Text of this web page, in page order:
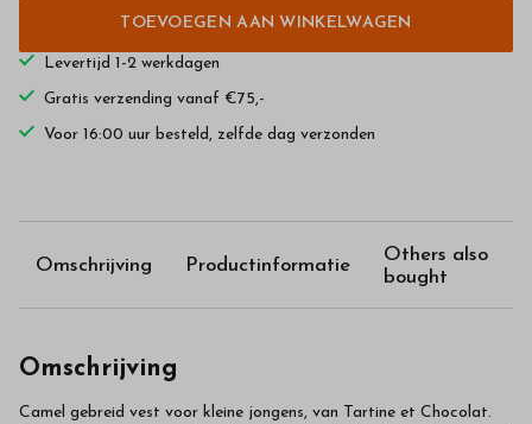
TOEVOEGEN AAN WINKELWAGEN
Levertijd 1-2 werkdagen
Gratis verzending vanaf €75,-
Voor 16:00 uur besteld, zelfde dag verzonden
Omschrijving Productinformatie
Others also
bought
Omschrijving
Camel gebreid vest voor kleine jongens, van Tartine et Chocolat.